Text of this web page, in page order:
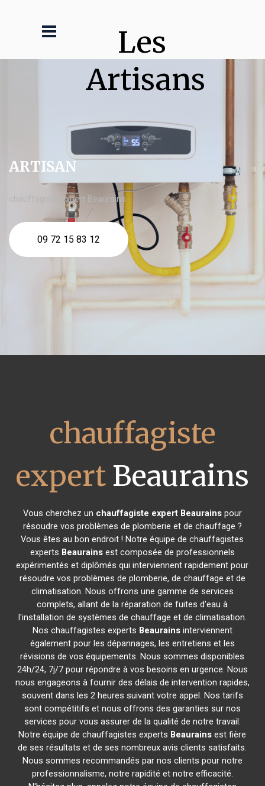
Les
Artisans
ARTISAN
chauffagiste expert Beaurains
09 72 15 83 12
chauffagiste
expertBeaurains
Vous cherchez un chauffagiste expert Beaurainspour
résoudre vos problèmes de plomberie et de chauffage ?
Vous êtes au bon endroit ! Notre équipe de chauffagistes
experts Beaurainsest composée de professionnels
expérimentés et diplômés qui interviennent rapidement pour
résoudre vos problèmes de plomberie, de chauffage et de
climatisation. Nous offrons une gamme de services
complets, allant de la réparation de fuites d'eau à
l'installation de systèmes de chauffage et de climatisation.
Nos chauffagistes experts Beaurainsinterviennent
également pour les dépannages, les entretiens et les
révisions de vos équipements. Nous sommes disponibles
24h/24, 7j/7 pour répondre à vos besoins en urgence. Nous
nous engageons à fournir des délais de intervention rapides,
souvent dans les 2 heures suivant votre appel. Nos tarifs
sont compétitifs et nous offrons des garanties sur nos
services pour vous assurer de la qualité de notre travail.
Notre équipe de chauffagistes experts Beaurains est fière
de ses résultats et de ses nombreux avis clients satisfaits.
Nous sommes recommandés par nos clients pour notre
professionnalisme, notre rapidité et notre efficacité.